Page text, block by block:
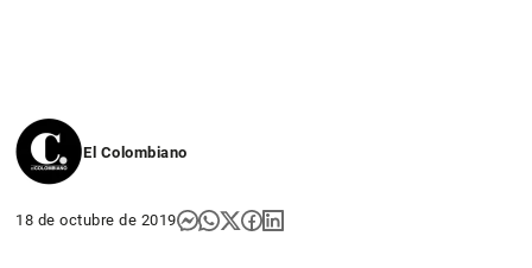
El Colombiano
18 de octubre de 2019